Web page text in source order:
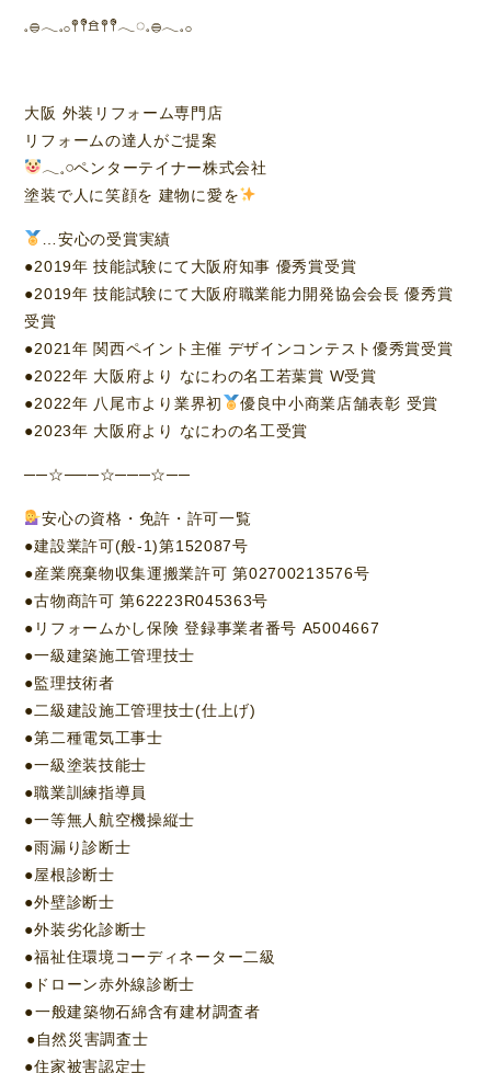
𓈒𓐍𓂃𓈒𓂂𖤣𖤥𖠿𖤣𖤥𓂃◌𓈒𓐍𓂃𓈒𓂂
大阪 外装リフォーム専門店
リフォームの達人がご提案
𓂃𓈒𓏸︎︎︎︎ペンターテイナー株式会社
塗装で人に笑顔を 建物に愛を
…安心の受賞実績
●2019年 技能試験にて大阪府知事 優秀賞受賞
●2019年 技能試験にて大阪府職業能力開発協会会長 優秀賞
受賞
●2021年 関西ペイント主催 デザインコンテスト優秀賞受賞
●2022年 大阪府より なにわの名工若葉賞 W受賞
●2022年 八尾市より業界初
優良中小商業店舗表彰 受賞
●2023年 大阪府より なにわの名工受賞
──☆───☆───☆──
安心の資格・免許・許可一覧
●建設業許可(般-1)第152087号
●産業廃棄物収集運搬業許可 第02700213576号
●古物商許可 第62223R045363号
●リフォームかし保険 登録事業者番号 A5004667
●一級建築施工管理技士
●監理技術者
●二級建設施工管理技士(仕上げ)
●第二種電気工事士
●一級塗装技能士
●職業訓練指導員
●一等無人航空機操縦士
●雨漏り診断士
●屋根診断士
●外壁診断士
●外装劣化診断士
●福祉住環境コーディネーター二級
●ドローン赤外線診断士⁡
●⁡一般建築物石綿含有建材調査者⁡
⁡⁡●自然災害調査士
●住家被害認定士